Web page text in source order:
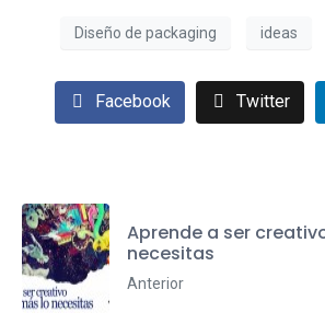
Diseño de packaging ideas
Facebook Twitter
Aprende a ser
necesitas
Anterior